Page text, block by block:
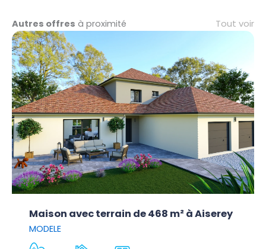
Autres offres à proximité Tout voir
Maison avec terrain de 468 m² à Aiserey
MODELE